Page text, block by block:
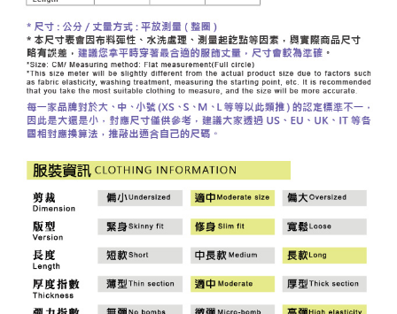
１．透過由恩沛科技股份有限公司提供之「AFTEE先享後付」服務完成之交
易，需依本服務之必要範圍內提供個人資料，並將交易相關給付款項請求債
權轉讓予恩沛科技股份有限公司。
２．關於個人資料處理事宜，請瀏覽以下網址：
https://aftee.tw/terms/#terms3
３．未成年的使用者請事先徵得法定代理人或監護人之同意方可使用
「AFTEE先享後付」，若未經同意申辦者引起之損失，本公司不負相關責
任。
４．使用「AFTEE先享後付」時，將依據個別帳號之用戶狀況，依本公司即
請求用戶進行身份認證。
５．嚴禁一人註冊多個帳號或使用他人資訊註冊。若發現惡意使用之情形，
恩沛科技股份有限公司將有權停止該用戶之使用額度並採取法律行動。
付款後7-11取貨
每筆NT$120，滿NT$2,500(含以上)免運費
宅配
每筆NT$120，滿NT$2,500(含以上)免運費
宅配離島
付款後門市自取
免運費
海外配送 查看運費